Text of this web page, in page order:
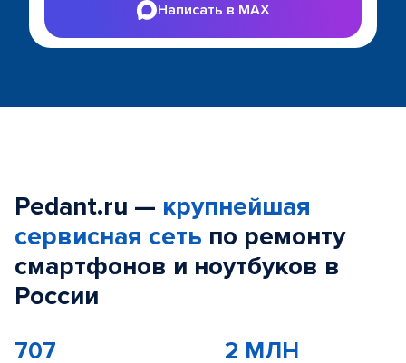
Написать в MAX
Pedant.ru — крупнейшая
сервисная сеть по ремонту
смартфонов и ноутбуков в
России
707 2 МЛН